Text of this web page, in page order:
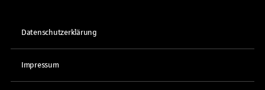
Datenschutzerklärung
Impressum